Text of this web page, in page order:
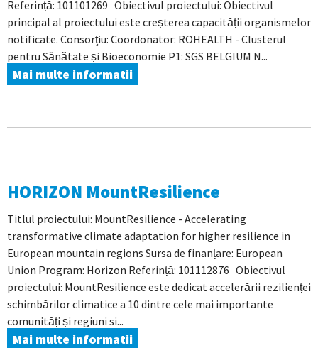
Referință: 101101269 Obiectivul proiectului: Obiectivul
principal al proiectului este creșterea capacității organismelor
notificate. Consorţiu: Coordonator: ROHEALTH - Clusterul
pentru Sănătate și Bioeconomie P1: SGS BELGIUM N...
Mai multe informatii
HORIZON MountResilience
Titlul proiectului: MountResilience - Accelerating
transformative climate adaptation for higher resilience in
European mountain regions Sursa de finanțare: European
Union Program: Horizon Referință: 101112876 Obiectivul
proiectului: MountResilience este dedicat accelerării rezilienței
schimbărilor climatice a 10 dintre cele mai importante
comunități și regiuni si...
Mai multe informatii